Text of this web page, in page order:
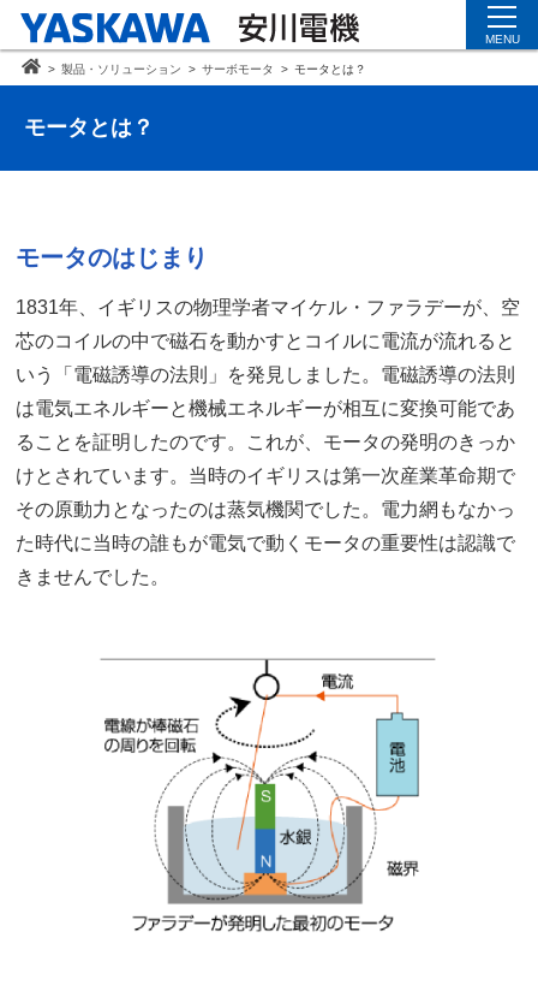
MENU
> 製品・ソリューション > サーボモータ > モータとは？
モータとは？
モータのはじまり
1831年、イギリスの物理学者マイケル・ファラデーが、空
芯のコイルの中で磁石を動かすとコイルに電流が流れると
いう「電磁誘導の法則」を発見しました。電磁誘導の法則
は電気エネルギーと機械エネルギーが相互に変換可能であ
ることを証明したのです。これが、モータの発明のきっか
けとされています。当時のイギリスは第一次産業革命期で
その原動力となったのは蒸気機関でした。電力網もなかっ
た時代に当時の誰もが電気で動くモータの重要性は認識で
きませんでした。